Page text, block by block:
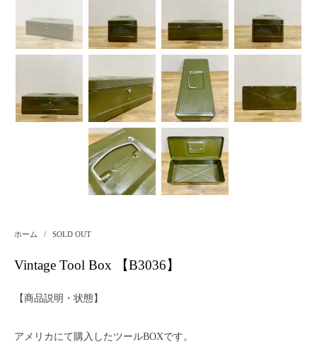
ホーム / SOLD OUT
Vintage Tool Box 【B3036】
【商品説明・状態】
アメリカにて購入したツールBOXです。